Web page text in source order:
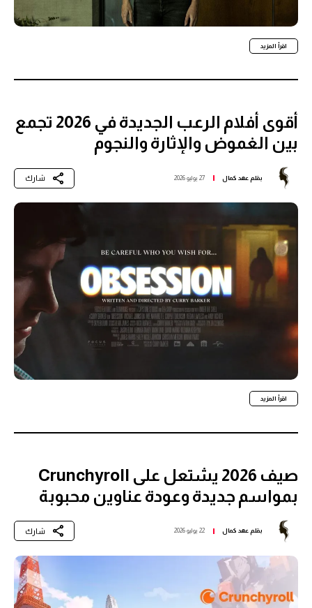
اقرأ المزيد
أقوى أفلام الرعب الجديدة في 2026 تجمع
بين الغموض والإثارة والنجوم
بقلم عهد كمال 27 يوليو 2026 شارك
اقرأ المزيد
صيف 2026 يشتعل على Crunchyroll
بمواسم جديدة وعودة عناوين محبوبة
بقلمعهد كمال 22 يوليو 2026 شارك